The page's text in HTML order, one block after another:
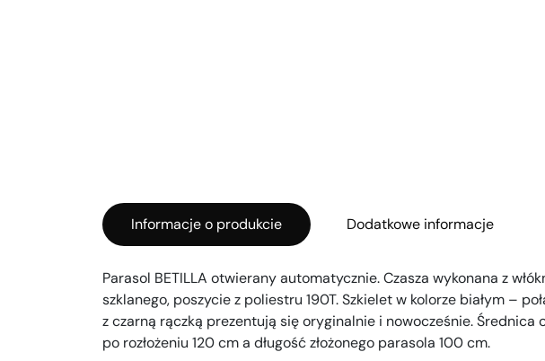
Informacje o produkcie Dodatkowe informacje
Parasol BETILLA otwierany automatycznie. Czasza wykonana z
szklanego, poszycie z poliestru 190T. Szkielet w kolorze białym –
z czarną rączką prezentują się oryginalnie i nowocześnie. Średnica
po rozłożeniu 120 cm a długość złożonego parasola 100 cm.